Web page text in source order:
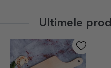
Ultimele